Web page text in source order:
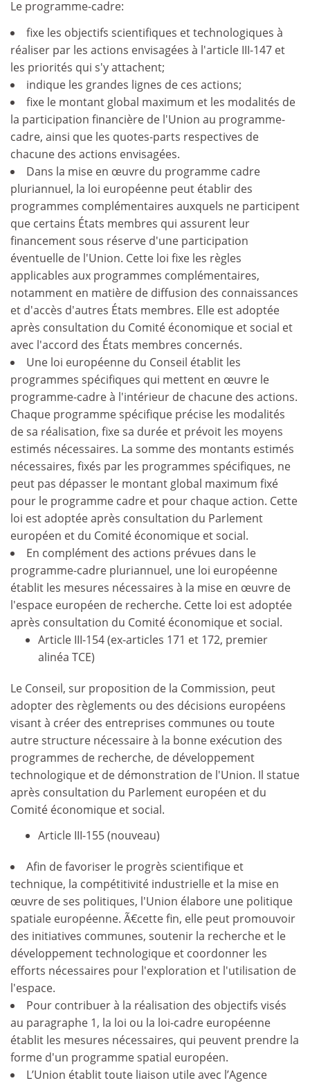
Le programme-cadre:
fixe les objectifs scientifiques et technologiques à
réaliser par les actions envisagées à l'article III-147 et
les priorités qui s'y attachent;
indique les grandes lignes de ces actions;
fixe le montant global maximum et les modalités de
la participation financière de l'Union au programme-
cadre, ainsi que les quotes-parts respectives de
chacune des actions envisagées.
Dans la mise en œuvre du programme cadre
pluriannuel, la loi européenne peut établir des
programmes complémentaires auxquels ne participent
que certains États membres qui assurent leur
financement sous réserve d'une participation
éventuelle de l'Union. Cette loi fixe les règles
applicables aux programmes complémentaires,
notamment en matière de diffusion des connaissances
et d'accès d'autres États membres. Elle est adoptée
après consultation du Comité économique et social et
avec l'accord des États membres concernés.
Une loi européenne du Conseil établit les
programmes spécifiques qui mettent en œuvre le
programme-cadre à l'intérieur de chacune des actions.
Chaque programme spécifique précise les modalités
de sa réalisation, fixe sa durée et prévoit les moyens
estimés nécessaires. La somme des montants estimés
nécessaires, fixés par les programmes spécifiques, ne
peut pas dépasser le montant global maximum fixé
pour le programme cadre et pour chaque action. Cette
loi est adoptée après consultation du Parlement
européen et du Comité économique et social.
En complément des actions prévues dans le
programme-cadre pluriannuel, une loi européenne
établit les mesures nécessaires à la mise en œuvre de
l'espace européen de recherche. Cette loi est adoptée
après consultation du Comité économique et social.
Article III-154 (ex-articles 171 et 172, premier
alinéa TCE)
Le Conseil, sur proposition de la Commission, peut
adopter des règlements ou des décisions européens
visant à créer des entreprises communes ou toute
autre structure nécessaire à la bonne exécution des
programmes de recherche, de développement
technologique et de démonstration de l'Union. Il statue
après consultation du Parlement européen et du
Comité économique et social.
Article III-155 (nouveau)
Afin de favoriser le progrès scientifique et
technique, la compétitivité industrielle et la mise en
œuvre de ses politiques, l'Union élabore une politique
spatiale européenne. Ã€cette fin, elle peut promouvoir
des initiatives communes, soutenir la recherche et le
développement technologique et coordonner les
efforts nécessaires pour l'exploration et l'utilisation de
l'espace.
Pour contribuer à la réalisation des objectifs visés
au paragraphe 1, la loi ou la loi-cadre européenne
établit les mesures nécessaires, qui peuvent prendre la
forme d'un programme spatial européen.
L’Union établit toute liaison utile avec l’Agence